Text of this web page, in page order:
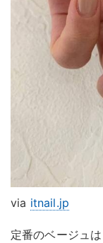
via itnail.jp
定番のベージュ